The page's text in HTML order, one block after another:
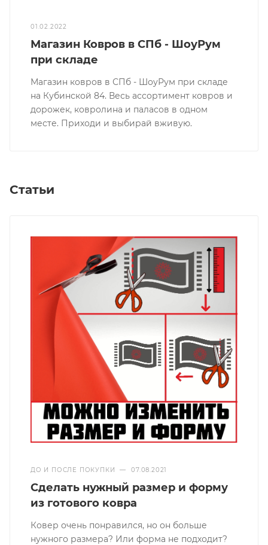
01.02.2022
Магазин Ковров в СПб - ШоуРум
при складе
Магазин ковров в СПб - ШоуРум при складе
на Кубинской 84. Весь ассортимент ковров и
дорожек, ковролина и паласов в одном
месте. Приходи и выбирай вживую.
Статьи
ДО И ПОСЛЕ ПОКУПКИ — 07.08.2021
Сделать нужный размер и форму
из готового ковра
Ковер очень понравился, но он больше
нужного размера? Или форма не подходит?